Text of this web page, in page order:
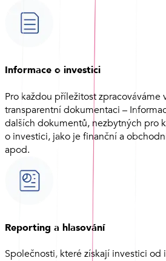
Informace o investici
Pro každou příležitost
transparentní dokumentaci –
dalších dokumentů, nezbytných pro
o investici, jako je finanční a
apod.
Reporting a hlasování
Společnosti, které získají investici od